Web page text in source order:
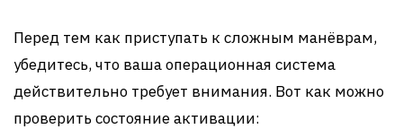
Перед тем как приступать к сложным манёврам,
убедитесь, что ваша операционная система
действительно требует внимания. Вот как можно
проверить состояние активации: